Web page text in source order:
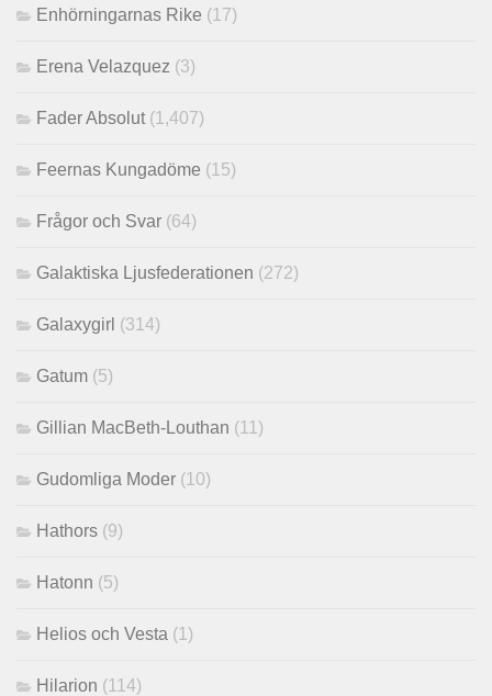
Enhörningarnas Rike (17)
Erena Velazquez (3)
Fader Absolut (1,407)
Feernas Kungadöme (15)
Frågor och Svar (64)
Galaktiska Ljusfederationen (272)
Galaxygirl (314)
Gatum (5)
Gillian MacBeth-Louthan (11)
Gudomliga Moder (10)
Hathors (9)
Hatonn (5)
Helios och Vesta (1)
Hilarion (114)